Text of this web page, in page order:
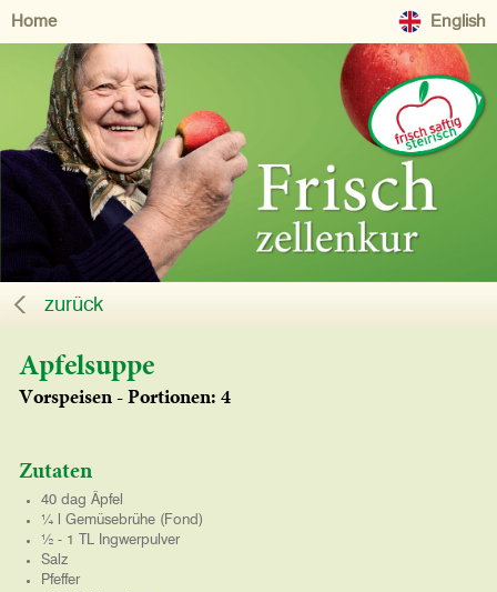
Home English
zurück
Apfelsuppe
Vorspeisen - Portionen: 4
Zutaten
40 dag Äpfel
¼ l Gemüsebrühe (Fond)
½ - 1 TL Ingwerpulver
Salz
Pfeffer